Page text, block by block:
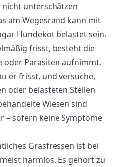
nicht unterschätzen
am Wegesrand kann mit
Hundekot belastet sein.
frisst, besteht die
oder Parasiten aufnimmt.
er frisst, und versuche,
oder belasteten Stellen
Wiesen sind
– sofern keine Symptome
Grasfressen ist bei
harmlos. Es gehört zu